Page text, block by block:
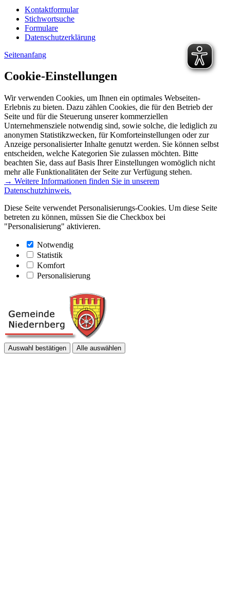
Kontaktformular
Stichwortsuche
Formulare
Datenschutzerklärung
Seitenanfang
Cookie-Einstellungen
Wir verwenden Cookies, um Ihnen ein optimales Webseiten-
Erlebnis zu bieten. Dazu zählen Cookies, die für den Betrieb der
Seite und für die Steuerung unserer kommerziellen
Unternehmensziele notwendig sind, sowie solche, die lediglich zu
anonymen Statistikzwecken, für Komforteinstellungen oder zur
Anzeige personalisierter Inhalte genutzt werden. Sie können selbst
entscheiden, welche Kategorien Sie zulassen möchten. Bitte
beachten Sie, dass auf Basis Ihrer Einstellungen womöglich nicht
mehr alle Funktionalitäten der Seite zur Verfügung stehen.
→ Weitere Informationen finden Sie in unserem
Datenschutzhinweis.
Diese Seite verwendet Personalisierungs-Cookies. Um diese Seite
betreten zu können, müssen Sie die Checkbox bei
"Personalisierung" aktivieren.
Notwendig
Statistik
Komfort
Personalisierung
Auswahl bestätigen Alle auswählen